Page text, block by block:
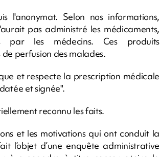
Selon nos informations,
pas administré les médicaments,
par les médecins. Ces produits
perfusion des malades.
et respecte la prescription médicale
et signée".
reconnu les faits.
et les motivations qui ont conduit la
l’objet d’une enquête administrative